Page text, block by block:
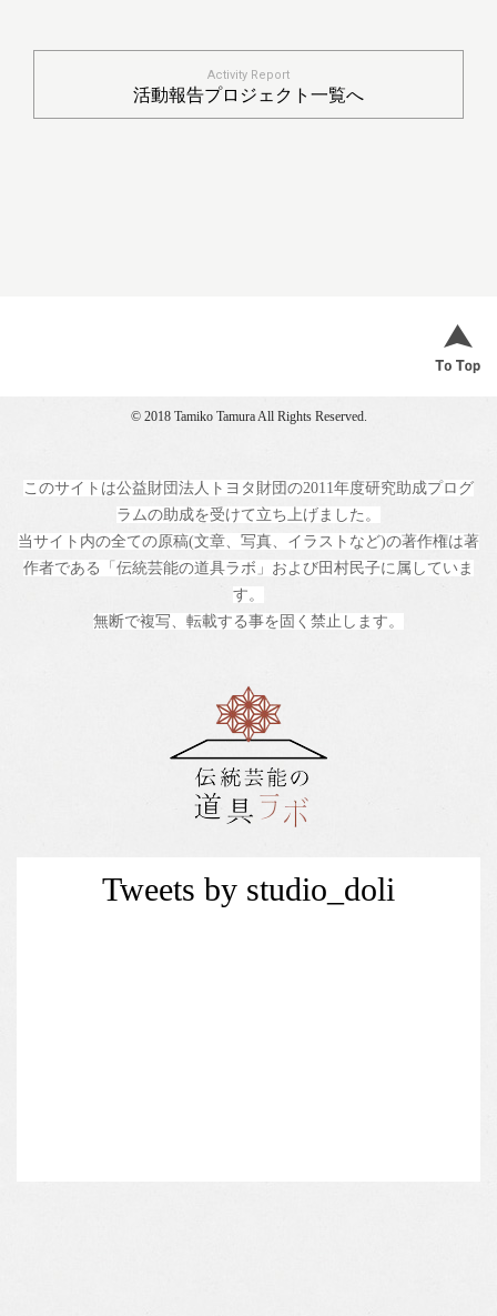
Activity Report
活動報告プロジェクト一覧へ
© 2018 Tamiko Tamura All Rights Reserved.
このサイトは公益財団法人トヨタ財団の2011年度研究助成プログ
ラムの助成を受けて立ち上げました。
当サイト内の全ての原稿(文章、写真、イラストなど)の著作権は著
作者である「伝統芸能の道具ラボ」および田村民子に属していま
す。
無断で複写、転載する事を固く禁止します。
Tweets by studio_doli